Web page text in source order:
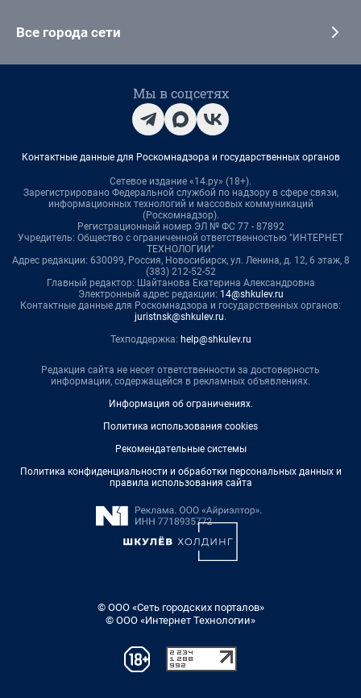
Все города сети
Мы в соцсетях
Контактные данные для Роскомнадзора и государственных органов
Сетевое издание «14.ру» (18+).
Зарегистрировано Федеральной службой по надзору в сфере связи,
информационных технологий и массовых коммуникаций
(Роскомнадзор).
Регистрационный номер ЭЛ № ФС 77 - 87892
Учредитель: Общество с ограниченной ответственностью "ИНТЕРНЕТ
ТЕХНОЛОГИИ"
Адрес редакции: 630099, Россия, Новосибирск, ул. Ленина, д. 12, 6 этаж, 8
(383) 212-52-52
Главный редактор: Шайтанова Екатерина Александровна
Электронный адрес редакции: 14@shkulev.ru
Контактные данные для Роскомнадзора и государственных органов:
juristnsk@shkulev.ru.
Техподдержка: help@shkulev.ru
Редакция сайта не несет ответственности за достоверность
информации, содержащейся в рекламных объявлениях.
Информация об ограничениях.
Политика использования cookies
Рекомендательные системы
Политика конфиденциальности и обработки персональных данных и
правила использования сайта
© ООО «Сеть городских порталов»
© ООО «Интернет Технологии»